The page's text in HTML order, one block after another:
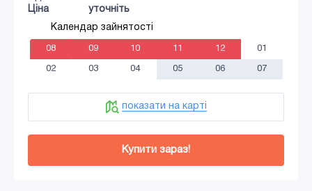
Ціна
уточніть
Календар зайнятості
08 09 10 11 12 01
02 03 04 05 06 07
показати на карті
Купити зараз!